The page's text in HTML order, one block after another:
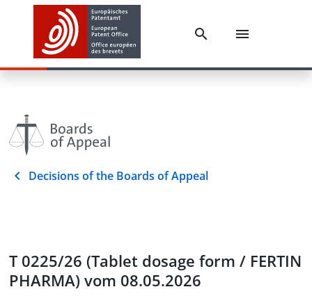
Decisions of the Boards of Appeal
T 0225/26 (Tablet dosage form / FERTIN
PHARMA) vom 08.05.2026